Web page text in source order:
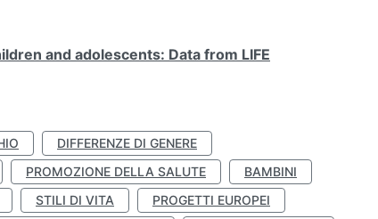
and adolescents: Data from LIFE
DIFFERENZE DI GENERE
PROMOZIONE DELLA SALUTE
BAMBINI
STILI DI VITA
PROGETTI EUROPEI